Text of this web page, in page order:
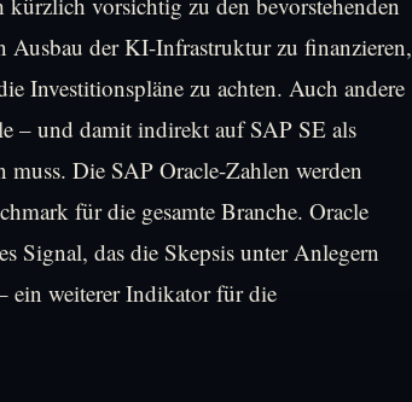
der KI-Infrastruktur zu finanzieren,
Investitionspläne zu achten. Auch andere
– und damit indirekt auf SAP SE als
Die SAP Oracle-Zahlen werden
für die gesamte Branche. Oracle
Signal, das die Skepsis unter Anlegern
ein weiterer Indikator für die